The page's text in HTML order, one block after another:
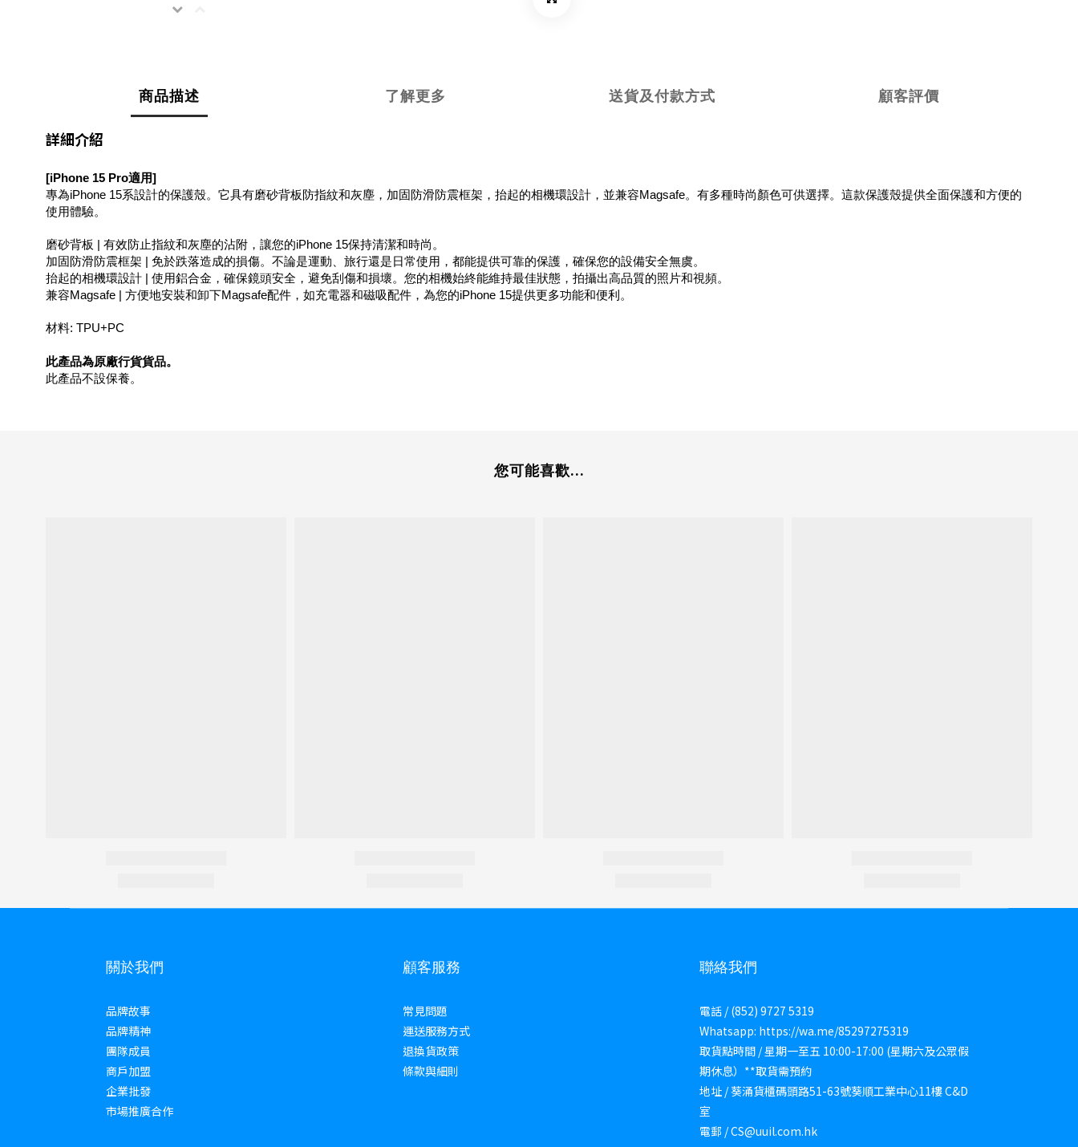
商品描述 了解更多 送貨及付款方式 顧客評價
詳細介紹
[iPhone 15 Pro適用]
專為iPhone 15系設計的保護殼。它具有磨砂背板防指紋和灰塵，加固防滑防震框架，抬起的相機環設計，並兼容Magsafe。有多種時尚顏色可供選擇。這款保護殼提供全面保護和方便的
使用體驗。
磨砂背板 | 有效防止指紋和灰塵的沾附，讓您的iPhone 15保持清潔和時尚。
加固防滑防震框架 | 免於跌落造成的損傷。不論是運動、旅行還是日常使用，都能提供可靠的保護，確保您的設備安全無虞。
抬起的相機環設計 | 使用鋁合金，確保鏡頭安全，避免刮傷和損壞。您的相機始終能維持最佳狀態，拍攝出高品質的照片和視頻。
兼容Magsafe | 方便地安裝和卸下Magsafe配件，如充電器和磁吸配件，為您的iPhone 15提供更多功能和便利。
材料: TPU+PC
此產品為原廠行貨貨品。
此產品不設保養。
您可能喜歡...
關於我們
品牌故事
品牌精神
團隊成員
商戶加盟
企業批發
市場推廣合作
顧客服務
常見問題
運送服務方式
退換貨政策
條款與細則
聯絡我們
電話 / (852) 9727 5319
Whatsapp: https://wa.me/85297275319
取貨點時間 / 星期一至五 10:00-17:00 (星期六及公眾假
期休息）**取貨需預約
地址 / 葵涌貨櫃碼頭路51-63號葵順工業中心11樓 C&D
室
電郵 / CS@uuil.com.hk